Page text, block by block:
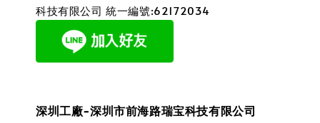
科技有限公司 統一編號:62172034
深圳工廠-深圳市前海路瑞宝科技有限公司